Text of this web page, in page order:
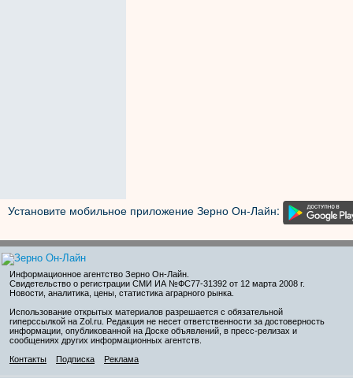
Установите мобильное приложение Зерно Он-Лайн:
Информационное агентство Зерно Он-Лайн
Свидетельство о регистрации СМИ ИА №ФС77-31392 от 12 марта 2008 г.
Новости, аналитика, цены, статистика аграрного рынка.
Использование открытых материалов разрешается с обязательной
гиперссылкой на Zol.ru. Редакция не несет ответственности за достоверность
информации, опубликованной на Доске объявлений, в пресс-релизах и
сообщениях других информационных агентств.
Контакты
Подписка Реклама